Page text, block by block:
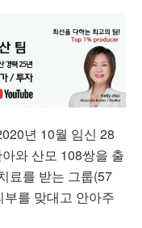
년 10월 임신 28
와 산모 108쌍을 출
료를 받는 그룹(57
를 맞대고 안아주